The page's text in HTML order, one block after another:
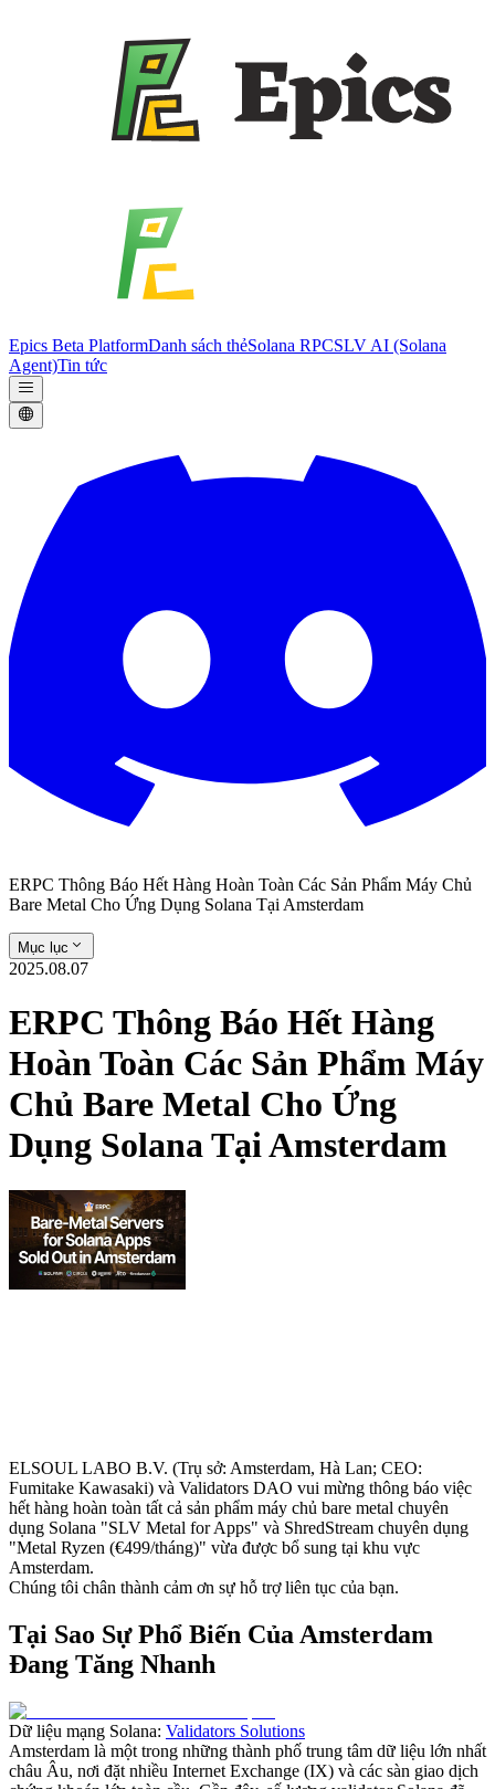
Epics Beta PlatformDanh sách thẻSolana RPCSLV AI (Solana
Agent)Tin tức
ERPC Thông Báo Hết Hàng Hoàn Toàn Các Sản Phẩm Máy Chủ
Bare Metal Cho Ứng Dụng Solana Tại Amsterdam
Mục lục
2025.08.07
ERPC Thông Báo Hết Hàng
Hoàn Toàn Các Sản Phẩm Máy
Chủ Bare Metal Cho Ứng
Dụng Solana Tại Amsterdam
ELSOUL LABO B.V. (Trụ sở: Amsterdam, Hà Lan; CEO:
Fumitake Kawasaki) và Validators DAO vui mừng thông báo việc
hết hàng hoàn toàn tất cả sản phẩm máy chủ bare metal chuyên
dụng Solana "SLV Metal for Apps" và ShredStream chuyên dụng
"Metal Ryzen (€499/tháng)" vừa được bổ sung tại khu vực
Amsterdam.
Chúng tôi chân thành cảm ơn sự hỗ trợ liên tục của bạn.
Tại Sao Sự Phổ Biến Của Amsterdam
Đang Tăng Nhanh
Dữ liệu mạng Solana: Validators Solutions
Amsterdam là một trong những thành phố trung tâm dữ liệu lớn nhất
châu Âu, nơi đặt nhiều Internet Exchange (IX) và các sàn giao dịch